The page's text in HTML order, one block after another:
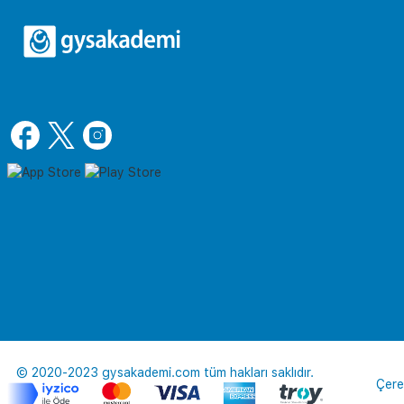
© 2020-2023 gysakademi.com tüm hakları saklıdır.